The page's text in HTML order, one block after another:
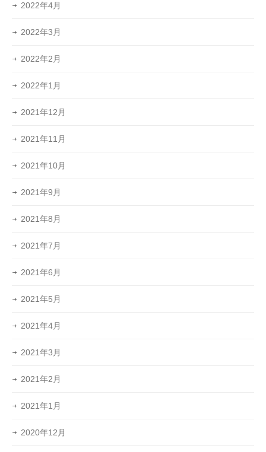
2022年4月
2022年3月
2022年2月
2022年1月
2021年12月
2021年11月
2021年10月
2021年9月
2021年8月
2021年7月
2021年6月
2021年5月
2021年4月
2021年3月
2021年2月
2021年1月
2020年12月